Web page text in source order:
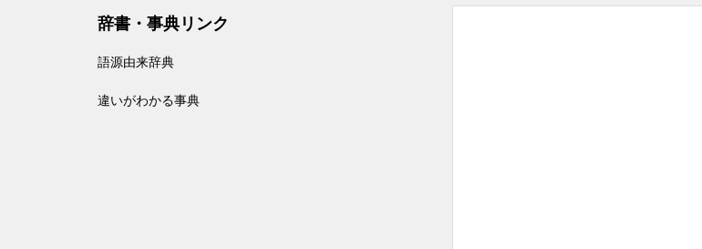
辞書・事典リンク
語源由来辞典
違いがわかる事典